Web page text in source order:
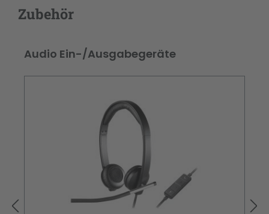
Zubehör
Produktgalerie überspringen
Audio Ein-/Ausgabegeräte